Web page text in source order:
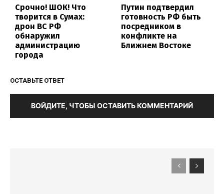
Срочно! ШОК! Что
творится в Сумах:
дрон ВС РФ
обнаружил
администрацию
города
Путин подтвердил
готовность РФ быть
посредником в
конфликте на
Ближнем Востоке
ОСТАВЬТЕ ОТВЕТ
ВОЙДИТЕ, ЧТОБЫ ОСТАВИТЬ КОММЕНТАРИЙ